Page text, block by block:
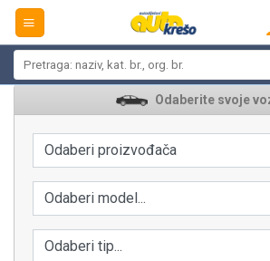
Skip
content
Odaberite svoje
Odaberi proizvođača
Odaberi model...
Odaberi tip...